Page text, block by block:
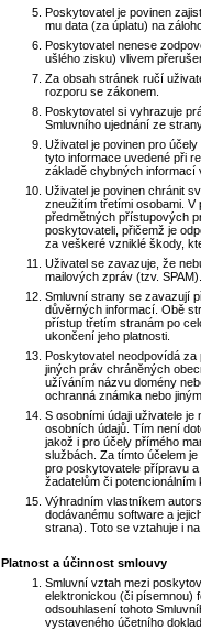
Poskytovatel je povinen
mu data (za úplatu) na
Poskytovatel nenese
ušlého zisku) vlivem
Za obsah stránek ručí
rozporu se zákonem.
Poskytovatel si vyhrazuje
Smluvního ujednání ze
Uživatel je povinen pro
tyto informace uvedené při
základě chybných informací
Uživatel je povinen chránit
zneužitím třetími osobami.
předmětných přístupových
poskytovateli, přičemž je
za veškeré vzniklé škody,
Uživatel se zavazuje, že
mailových zpráv (tzv. SPAM).
Smluvní strany se zavazují
důvěrných informací. Obě
přístup třetím stranám po
ukončení jeho platnosti.
Poskytovatel neodpovídá
jiných práv chráněných
užíváním názvu domény
ochranná známka nebo
S osobními údaji uživatele
osobních údajů. Tím není
jakož i pro účely přímého
službách. Za tímto účelem
pro poskytovatele přípravu
žadatelům či potencionálním
Výhradním vlastníkem
dodávanému software a
strana). Toto se vztahuje i
Platnost a účinnost smlouvy
Smluvní vztah mezi
elektronickou (či písemnou)
odsouhlasení tohoto
vystaveného účetního